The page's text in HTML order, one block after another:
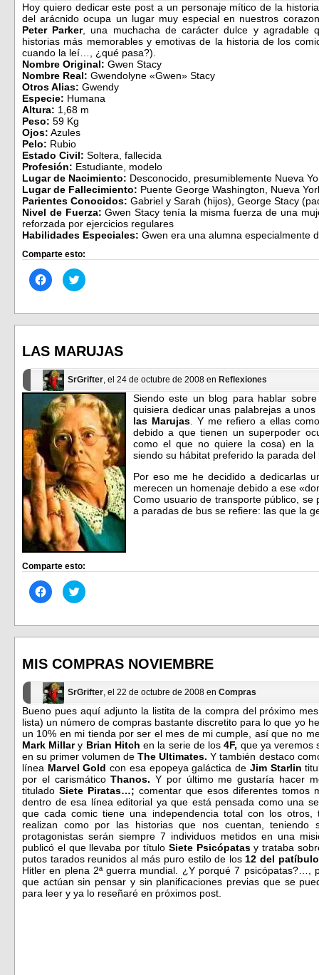
Hoy quiero dedicar este post a un personaje mítico de la
del arácnido ocupa un lugar muy especial en nuestros
Peter Parker, una muchacha de carácter dulce y
historias más memorables y emotivas de la historia de los
cuando la leí…, ¿qué pasa?).
Nombre Original: Gwen Stacy
Nombre Real: Gwendolyne «Gwen» Stacy
Otros Alias: Gwendy
Especie: Humana
Altura: 1,68 m
Peso: 59 Kg
Ojos: Azules
Pelo: Rubio
Estado Civil: Soltera, fallecida
Profesión: Estudiante, modelo
Lugar de Nacimiento: Desconocido, presumiblemente Nueva
Lugar de Fallecimiento: Puente George Washington, Nueva
Parientes Conocidos: Gabriel y Sarah (hijos), George Stacy
Nivel de Fuerza: Gwen Stacy tenía la misma fuerza de una
reforzada por ejercicios regulares
Habilidades Especiales: Gwen era una alumna especialmente
Comparte esto:
Haz
clic
en
(Se
en
una
nueva)
Haz
clic
en
(Se
en
una
nueva)
LAS MARUJAS
SrGrifter, el 24 de octubre de 2008 en Reflexiones
Siendo este un blog para hablar
quisiera dedicar unas palabrejas a
las Marujas. Y me refiero a ellas
debido a que tienen un superpoder
como el que no quiere la cosa) en la
siendo su hábitat preferido la parada del
Por eso me he decidido a dedicarlas
merecen un homenaje debido a ese
Como usuario de transporte público,
a paradas de bus se refiere: las que la
Comparte esto:
Haz
clic
en
(Se
en
una
nueva)
Haz
clic
en
(Se
en
una
nueva)
MIS COMPRAS NOVIEMBRE
SrGrifter, el 22 de octubre de 2008 en Compras
Bueno pues aquí adjunto la listita de la compra del próximo
lista) un número de compras bastante discretito para lo que yo
un 10% en mi tienda por ser el mes de mi cumple, así que no
Mark Millary Brian Hitchen la serie de los 4F, que ya veremos
en su primer volumen deThe Ultimates.Y también destaco
línea Marvel Goldcon esa epopeya galáctica de Jim Starlin
por el carismáticoThanos.Y por último me gustaría hacer
titulado Siete Piratas…; comentar que esos diferentes tomos
dentro de esa línea editorial ya que está pensada como una
que cada comic tiene una independencia total con los
realizan como por las historias que nos cuentan,
protagonistas serán siempre 7 individuos metidos en una
publicó el que llevaba por título Siete Psicópatasy trataba
putos tarados reunidos al más puro estilo de los 12 del patíbulo
Hitler en plena 2ª guerra mundial. ¿Y porqué 7 psicópatas?…,
que actúan sin pensar y sin planificaciones previas que se
para leer y ya lo reseñaré en próximos post.